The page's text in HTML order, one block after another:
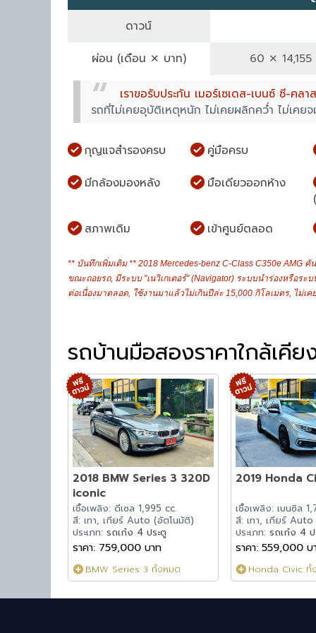
ดาวน์
ผ่อน (เดือน ✕ บาท) 60 ✕ 14,155
เราขอรับประกัน เมอร์เซเดส-เบนซ์ ซี-ค
รถที่ไม่เคยอุบัติเหตุหนัก ไม่เคยผลิกคว่ำ ไม่เค
กุญแจสำรองครบ คู่มือครบ
มีกล้องมองหลัง
มือเดียวออกห้าง
สภาพเดิม
เข้าศูนย์ตลอด
** บันทึกเพิ่มเติม ** 2018 Mercedes-benz C-Class C350e AMG
ขณะถอยรถ, มีระบบ "เนวิเกเตอร์" (Navigator) ระบบนำร่องหรือร
ต่อเนื่องมาตลอด, ใช้งานมาแล้วไม่เกินปีล่ะ 15,000 กิโลเมตร, ไม่เ
รถบ้านมือสองราคาใกล้เคีย
2018 BMW Series 3 320D
iconic
เชื้อเพลิง: ดีเซล 1,995 cc.
สี: เทา, เกียร์ Auto (อัตโนมัติ)
ประเภท: รถเก๋ง 4 ประตู
ราคา: 759,000 บาท
BMW Series 3 ทั้งหมด
2019 Honda
เชื้อเพลิง: เบนซิล
สี: เทา, เกียร์
ประเภท: รถเก๋ง 4 ป
ราคา: 559,000 บ
Honda Civic ทั้